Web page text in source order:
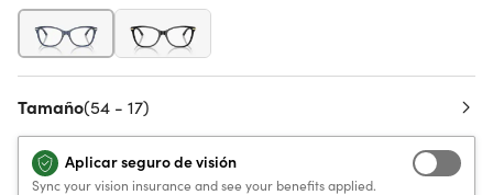
Tamaño(54 - 17)
Aplicar seguro de visión
Sync your vision insurance and see your benefits applied.